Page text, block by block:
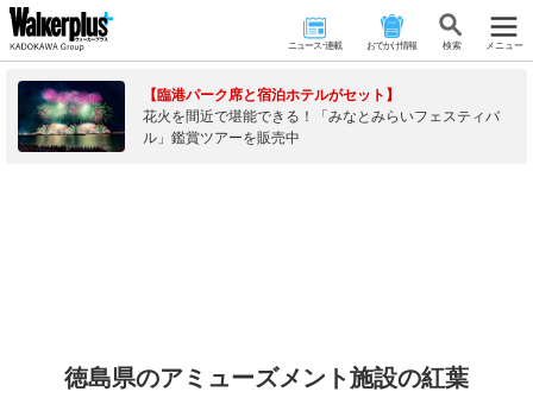
ニュース･連載 おでかけ情報 検 索 メニュー
【臨港パーク席と宿泊ホテルがセット】
花火を間近で堪能できる！「みなとみらいフェスティバ
ル」鑑賞ツアーを販売中
徳島県のアミューズメント施設の紅葉